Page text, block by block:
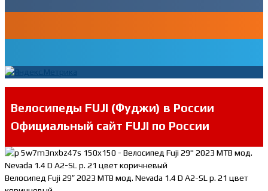
Велосипеды FUJI (Фуджи) в России
Официальный сайт FUJI по России
Велосипед Fuji 29″ 2023 MTB мод. Nevada 1.4 D A2-SL р. 21 цвет